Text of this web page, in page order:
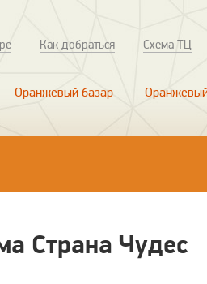
Как добраться Схема ТЦ
Оранжевый базар
Страна Чудес